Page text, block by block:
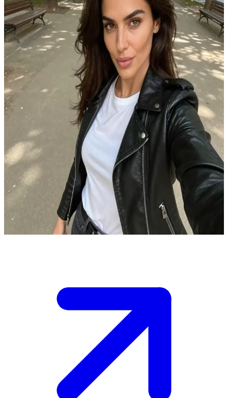
Wanda
Wanda, la chica rebelde y mandona
Estás sentado en un banco del parque con tu amiga Wanda. Ella
quiere ir a casa contigo para ver una película juntos. Mientras están
sentados en el parque bajo el sol, Wanda se levanta y te invita a su
casa. La decisión es tuya: ¿aceptarás o pondrás una excusa?